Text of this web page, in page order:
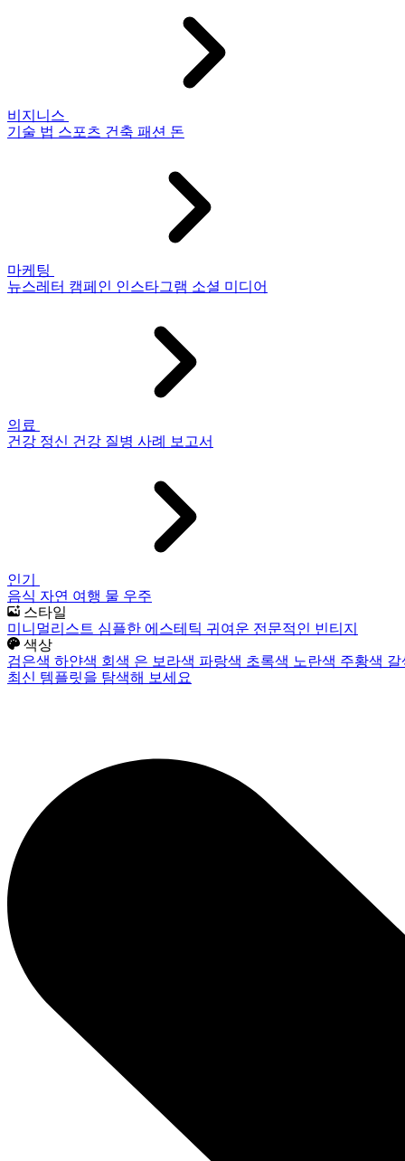
비지니스
기술 법 스포츠 건축 패션 돈
마케팅
뉴스레터 캠페인 인스타그램 소셜 미디어
의료
건강 정신 건강 질병 사례 보고서
인기
음식 자연 여행 물 우주
스타일
미니멀리스트 심플한 에스테틱 귀여운 전문적인 빈티지
색상
검은색 하얀색 회색 은 보라색 파랑색 초록색 노란색 주황색
최신 템플릿을 탐색해 보세요